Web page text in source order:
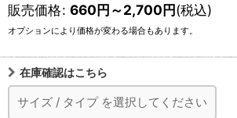
販売価格: 660円～2,700円(税込)
オプションにより価格が変わる場合もあります。
在庫確認はこちら
サイズ / タイプ を選択してください